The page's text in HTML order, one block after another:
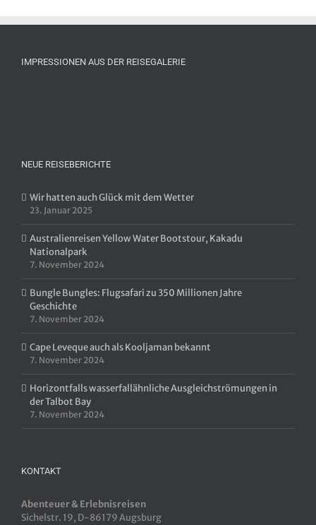
IMPRESSIONEN AUS DER REISEGALERIE
NEUE REISEBERICHTE
Wir hatten auch Glück mit dem Wetter
23. Januar 2025
Australienreisen Yellow Water Bootstour, Kakadu
Nationalpark
7. November 2024
Bungle Bungles: Flugsafari zu 350 Millionen Jahre
Geschichte
7. November 2024
Cape Leveque auch als Kooljaman bekannt
7. November 2024
Horizontfalls wasserfallähnliche Ausgleichströmungen in
der Talbot Bay
7. November 2024
KONTAKT
Abenteuer & Erlebnisreisen
Sichelstr. 19, D-86179 Augsburg